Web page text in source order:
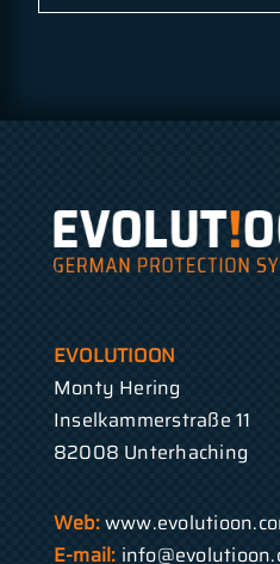
EVOLUTIOON
Monty Hering
Inselkammerstraße 11
82008 Unterhaching
Web:
E-mail: